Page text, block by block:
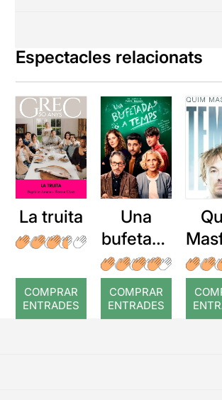
Espectacles relacionats
La truita
COMPRAR
ENTRADES
Una
bufetada
a temps
COMPRAR
ENTRADES
r: